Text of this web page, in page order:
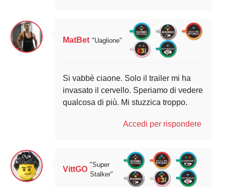
MatBet "Uaglione"
Si vabbè ciaone. Solo il trailer mi ha
invasato il cervello. Speriamo di vedere
qualcosa di più. Mi stuzzica troppo.
Accedi per rispondere
VittGO
"Super
Stalker"